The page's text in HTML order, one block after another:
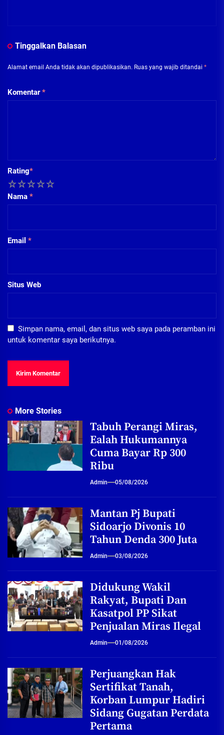
Tinggalkan Balasan
Alamat email Anda tidak akan dipublikasikan. Ruas yang wajib ditandai *
Komentar*
Rating*
5
4
3
2
Nama *
Email *
Situs Web
Simpan nama, email, dan situs web saya pada peramban ini
untuk komentar saya berikutnya.
More Stories
Tabuh Perangi Miras,
Ealah Hukumannya
Cuma Bayar Rp 300
Ribu
Admin 05/08/2026
Mantan Pj Bupati
Sidoarjo Divonis 10
Tahun Denda 300 Juta
Admin 03/08/2026
Didukung Wakil
Rakyat, Bupati Dan
Kasatpol PP Sikat
Penjualan Miras Ilegal
Admin 01/08/2026
Perjuangkan Hak
Sertifikat Tanah,
Korban Lumpur Hadiri
Sidang Gugatan Perdata
Pertama